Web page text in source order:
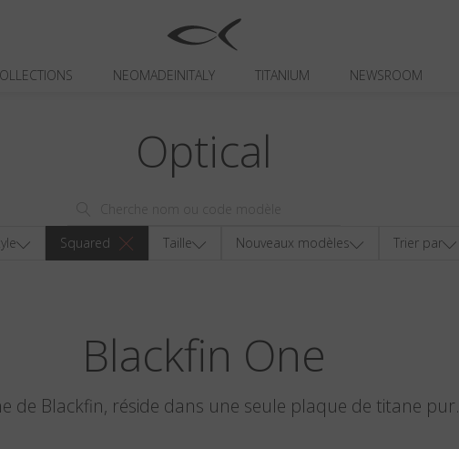
NEOMADEINITALY TITANIUM NEWSROOM
Optical
Squared Taille Nouveaux modèles Trier par
Blackfin One
de Blackfin, réside dans une seule plaque de titane pur.